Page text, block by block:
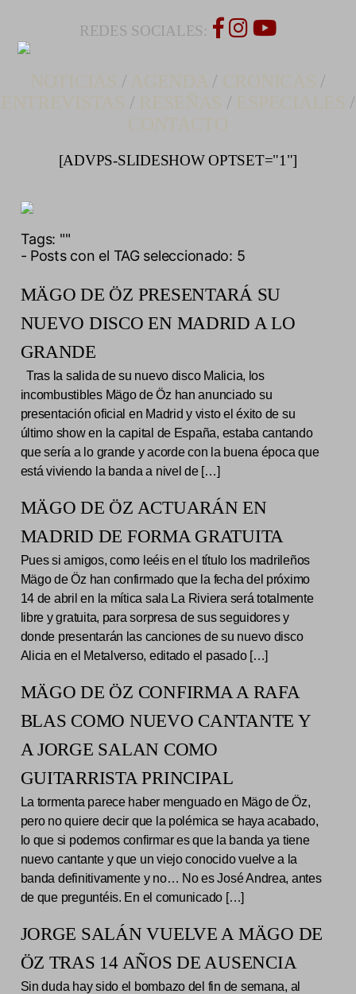
REDES SOCIALES:
/ /
/
/ /
/
[ADVPS-SLIDESHOW OPTSET="1"]
Tags: ""
- Posts con el TAG seleccionado: 5
MÄGO DE ÖZ PRESENTARÁ SU
NUEVO DISCO EN MADRID A LO
GRANDE
Tras la salida de su nuevo disco Malicia, los
incombustibles Mägo de Öz han anunciado su
presentación oficial en Madrid y visto el éxito de su
último show en la capital de España, estaba cantando
que sería a lo grande y acorde con la buena época que
está viviendo la banda a nivel de […]
MÄGO DE ÖZ ACTUARÁN EN
MADRID DE FORMA GRATUITA
Pues si amigos, como leéis en el título los madrileños
Mägo de Öz han confirmado que la fecha del próximo
14 de abril en la mítica sala La Riviera será totalmente
libre y gratuita, para sorpresa de sus seguidores y
donde presentarán las canciones de su nuevo disco
Alicia en el Metalverso, editado el pasado […]
MÄGO DE ÖZ CONFIRMA A RAFA
BLAS COMO NUEVO CANTANTE Y
A JORGE SALAN COMO
GUITARRISTA PRINCIPAL
La tormenta parece haber menguado en Mägo de Öz,
pero no quiere decir que la polémica se haya acabado,
lo que si podemos confirmar es que la banda ya tiene
nuevo cantante y que un viejo conocido vuelve a la
banda definitivamente y no… No es José Andrea, antes
de que preguntéis. En el comunicado […]
JORGE SALÁN VUELVE A MÄGO DE
ÖZ TRAS 14 AÑOS DE AUSENCIA
Sin duda hay sido el bombazo del fin de semana, al